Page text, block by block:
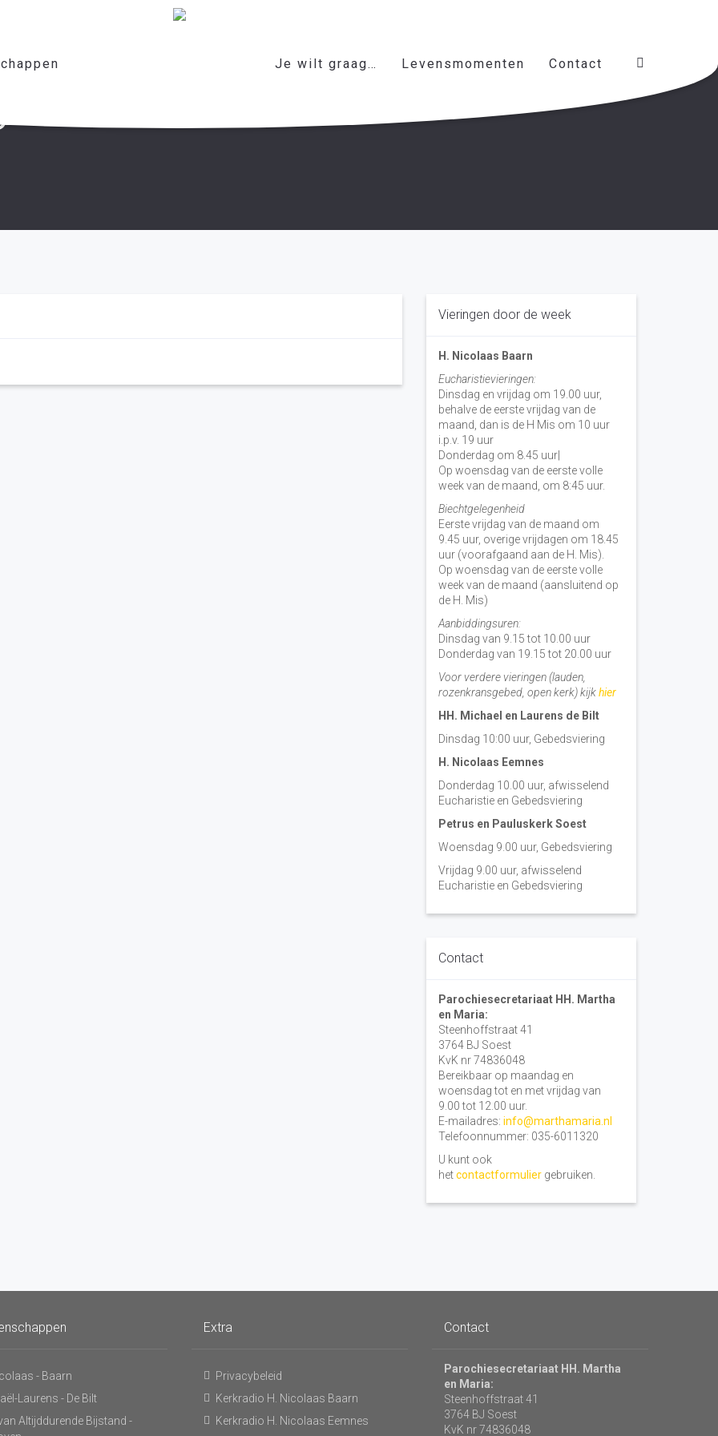
Je wilt graag… Levensmomenten Contact
Vieringen door de week
H. Nicolaas Baarn
Eucharistievieringen:
Dinsdag en vrijdag om 19.00 uur,
behalve de eerste vrijdag van de
maand, dan is de H Mis om 10 uur
i.p.v. 19 uur
Donderdag om 8.45 uur|
Op woensdag van de eerste volle
week van de maand, om 8:45 uur.
Biechtgelegenheid
Eerste vrijdag van de maand om
9.45 uur, overige vrijdagen om 18.45
uur (voorafgaand aan de H. Mis).
Op woensdag van de eerste volle
week van de maand (aansluitend op
de H. Mis)
Aanbiddingsuren:
Dinsdag van 9.15 tot 10.00 uur
Donderdag van 19.15 tot 20.00 uur
Voor verdere vieringen (lauden,
rozenkransgebed, open kerk) kijkhier
HH. Michael en Laurens de Bilt
Dinsdag 10:00 uur, Gebedsviering
H. Nicolaas Eemnes
Donderdag 10.00 uur, afwisselend
Eucharistie en Gebedsviering
Petrus en Pauluskerk Soest
Woensdag 9.00 uur, Gebedsviering
Vrijdag 9.00 uur, afwisselend
Eucharistie en Gebedsviering
Contact
Parochiesecretariaat HH. Martha
en Maria:
Steenhoffstraat 41
3764 BJ Soest
KvK nr 74836048
Bereikbaar op maandag en
woensdag tot en met vrijdag van
9.00 tot 12.00 uur.
E-mailadres: info@marthamaria.nl
Telefoonnummer: 035-6011320
U kunt ook
hetcontactformuliergebruiken.
- Baarn
Laurens - De Bilt
Altijddurende Bijstand -
Extra
Privacybeleid
Kerkradio H. Nicolaas Baarn
Kerkradio H. Nicolaas Eemnes
Contact
Parochiesecretariaat HH. Martha
en Maria:
Steenhoffstraat 41
3764 BJ Soest
KvK nr 74836048